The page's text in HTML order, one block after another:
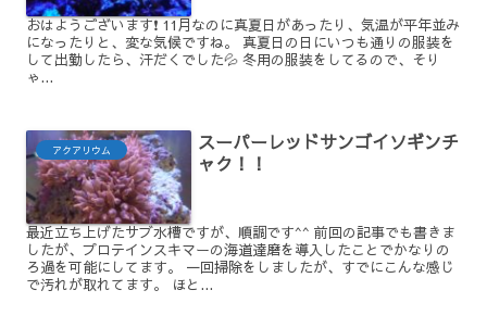
おはようございます❗ 11月なのに真夏日があったり、気温が平年並み
になったりと、変な気候ですね。 真夏日の日にいつも通りの服装を
して出勤したら、汗だくでした💦 冬用の服装をしてるので、そり
ゃ...
アクアリウム
スーパーレッドサンゴイソギンチ
ャク！！
最近立ち上げたサブ水槽ですが、順調です^^ 前回の記事でも書きま
したが、プロテインスキマーの海道達磨を導入したことでかなりの
ろ過を可能にしてます。 一回掃除をしましたが、すでにこんな感じ
で汚れが取れてます。 ほと...